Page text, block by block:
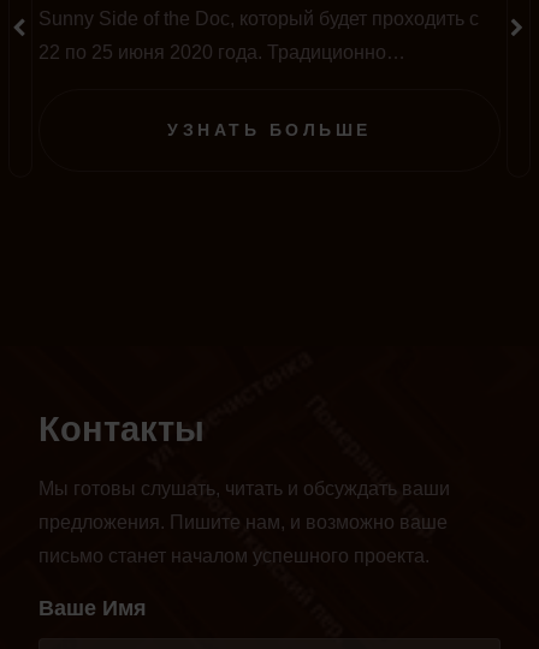
Sunny Side of the Doc, который будет проходить с
22 по 25 июня 2020 года. Традиционно
Ла-Рошель, однако в этом году на фоне пандемии
УЗНАТЬ БОЛЬШЕ
Контакты
Мы готовы слушать, читать и обсуждать ваши
предложения. Пишите нам, и возможно ваше
письмо станет началом успешного проекта.
Ваше Имя